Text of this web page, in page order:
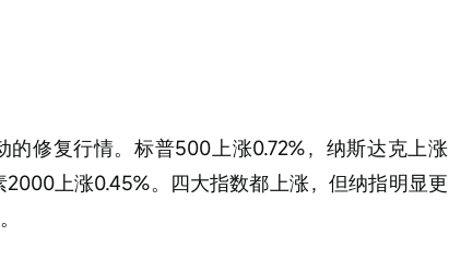
的修复行情。标普500上涨0.72%，纳斯达克上涨
2000上涨0.45%。四大指数都上涨，但纳指明显更